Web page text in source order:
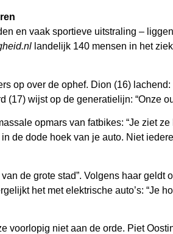
en vaak sportieve uitstraling –
landelijk 140 mensen in het
op over de ophef. Dion (16)
(17) wijst op de generatielijn: “Onze
opmars van fatbikes: “Je ziet
de dode hoek van je auto. Niet
de grote stad”. Volgens haar
het met elektrische auto’s: “Je
voorlopig niet aan de orde. Piet